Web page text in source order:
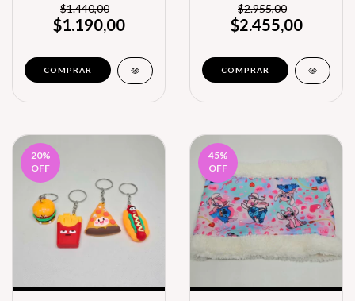
$1.440,00
$1.190,00
COMPRAR
$2.955,00
$2.455,00
COMPRAR
20%
OFF
45%
OFF